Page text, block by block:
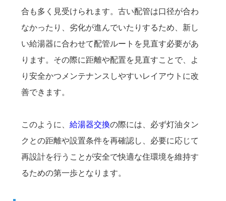
合も多く見受けられます。古い配管は口径が合わ
なかったり、劣化が進んでいたりするため、新し
い給湯器に合わせて配管ルートを見直す必要があ
ります。その際に距離や配置を見直すことで、よ
り安全かつメンテナンスしやすいレイアウトに改
善できます。
このように、 給湯器交換の際には、必ず灯油タン
クとの距離や設置条件を再確認し、必要に応じて
再設計を行うことが安全で快適な住環境を維持す
るための第一歩となります。